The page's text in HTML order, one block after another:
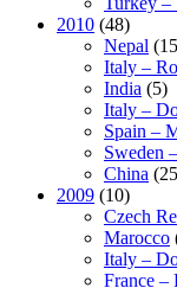
2010 (48)
Nepal
Italy –
India (5)
Italy –
Spain –
Sweden
China
2009 (10)
Czech
Marocco
Italy –
France –